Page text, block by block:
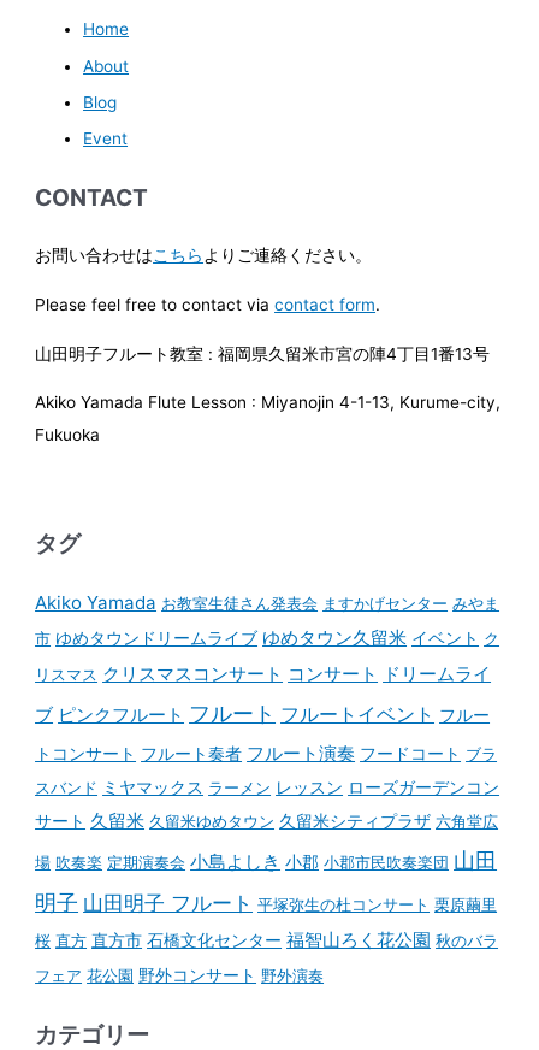
Home
About
Blog
Event
CONTACT
お問い合わせはこちらよりご連絡ください。
Please feel free to contact viacontact form.
山田明子フルート教室 : 福岡県久留米市宮の陣4丁目1番13号
Akiko Yamada Flute Lesson : Miyanojin 4-1-13, Kurume-city,
Fukuoka
タグ
Akiko Yamada お教室生徒さん発表会 ますかげセンター みやま
市 ゆめタウンドリームライブ ゆめタウン久留米 イベント ク
リスマス クリスマスコンサート コンサート
ドリームライ
ブ ピンクフルート フルート フルートイベント フルー
トコンサート フルート奏者 フルート演奏 フードコート ブラ
スバンド ミヤマックス ラーメン レッスン ローズガーデンコン
サート 久留米 久留米ゆめタウン 久留米シティプラザ 六角堂広
場 吹奏楽 定期演奏会 小島よしき 小郡 小郡市民吹奏楽団 山田
明子 山田明子 フルート 平塚弥生の杜コンサート 栗原繭里
桜 直方 直方市 石橋文化センター 福智山ろく花公園 秋のバラ
フェア 花公園 野外コンサート 野外演奏
カテゴリー